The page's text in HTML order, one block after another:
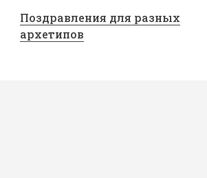
Поздравления для разных
архетипов